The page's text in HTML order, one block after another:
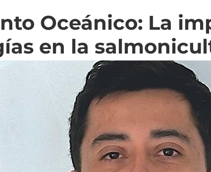
Oceánico: La
en la